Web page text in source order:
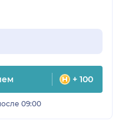
+ 100
09:00